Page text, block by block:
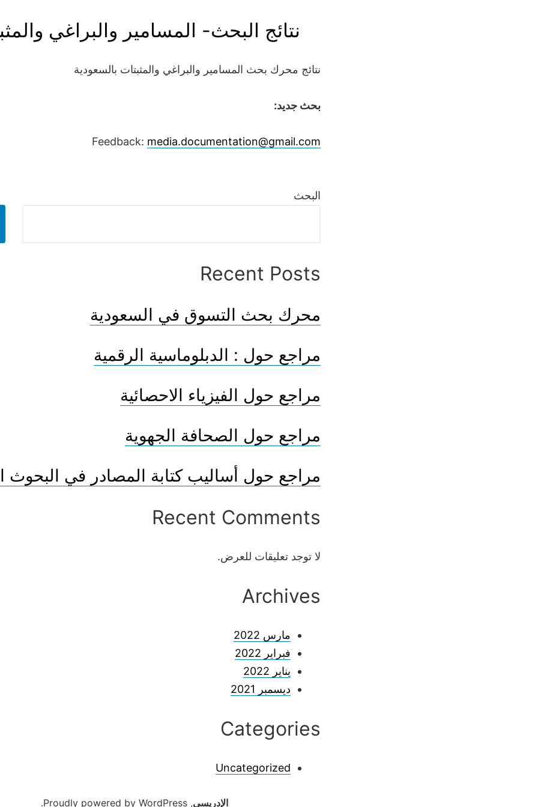
نتائج البحث- المسامير والبراغي
نتائج محرك بحث المسامير والبراغي والمثبتات بالسعودية
بحث جديد:
Feedback: media.documentation@gmail.com
البحث
Recent Posts
محرك بحث التسوق في السعودية
مراجع حول : الدبلوماسية الرقمية
مراجع حول الفيزياء الاحصائية
مراجع حول الصحافة الجهوية
مراجع حول أساليب كتابة المصادر في البحوث
Recent Comments
لا توجد تعليقات للعرض.
Archives
مارس 2022
فبراير 2022
يناير 2022
ديسمبر 2021
Categories
Uncategorized
الإدريسي,
Proudly powered by WordPress.